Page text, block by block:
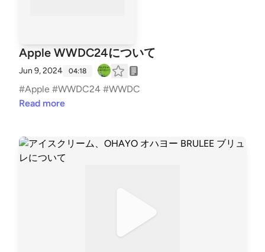
Apple WWDC24について
Jun 9, 2024 04:18
#Apple #WWDC24 #WWDC
Read more